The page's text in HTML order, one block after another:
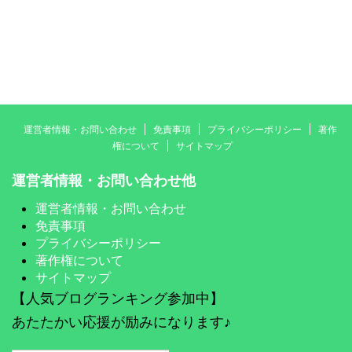
運営者情報・お問い合わせ 免責事項 プライバシーポリシー
著作
権について
サイトマップ
運営者情報・お問い合わせ他
運営者情報・お問い合わせ
免責事項
プライバシーポリシー
著作権について
サイトマップ
【人気ブログランキング参加中】
あたたかい応援が励みになります♪